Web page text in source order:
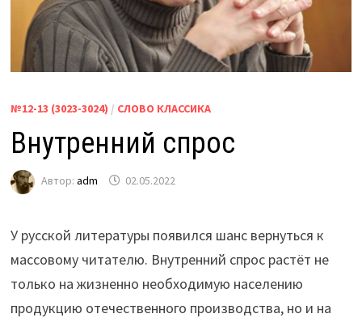
№12-13 (3023-3024) / СЛОВО КЛАССИКА
Внутренний спрос
Автор: adm 02.05.2022
У русской литературы появился шанс вернуться к
массовому читателю. Внутренний спрос растёт не
только на жизненно необходимую населению
продукцию отечественного производства, но и на